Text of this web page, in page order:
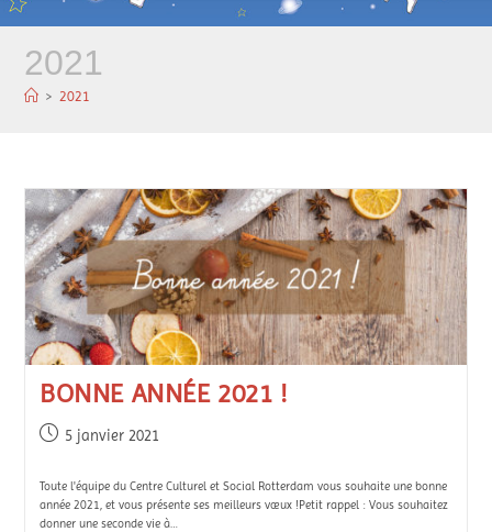
2021
> 2021
BONNE ANNÉE 2021 !
5 janvier 2021
Toute l'équipe du Centre Culturel et Social Rotterdam vous souhaite une bonne
année 2021, et vous présente ses meilleurs vœux !Petit rappel : Vous souhaitez
donner une seconde vie à…